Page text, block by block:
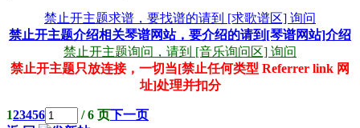
禁止开主题求谱，要找谱的请到 [求歌谱区] 询问
禁止开主题介绍相关琴谱网站，要介绍的请到[琴谱网站]介绍
禁止开主题询问，请到 [音乐询问区] 询问
禁止开主题只放连接，一切当[禁止任何类型 Referrer link 网
址]处理并扣分
123456 / 6 页下一页